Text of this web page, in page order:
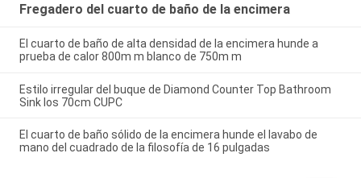
Fregadero del cuarto de baño de la encimera
El cuarto de baño de alta densidad de la encimera hunde a
prueba de calor 800m m blanco de 750m m
Estilo irregular del buque de Diamond Counter Top Bathroom
Sink los 70cm CUPC
El cuarto de baño sólido de la encimera hunde el lavabo de
mano del cuadrado de la filosofía de 16 pulgadas